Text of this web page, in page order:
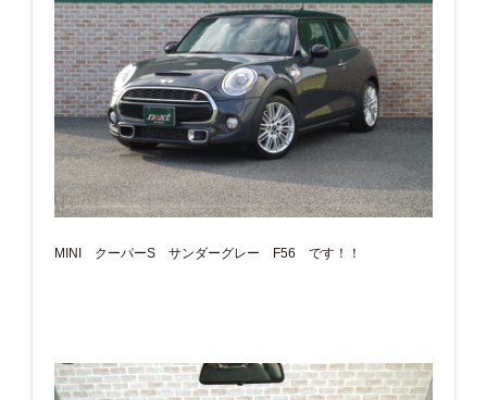
MINI クーパーS サンダーグレー F56 です！！